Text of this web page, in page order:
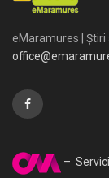
eMaramures |
–